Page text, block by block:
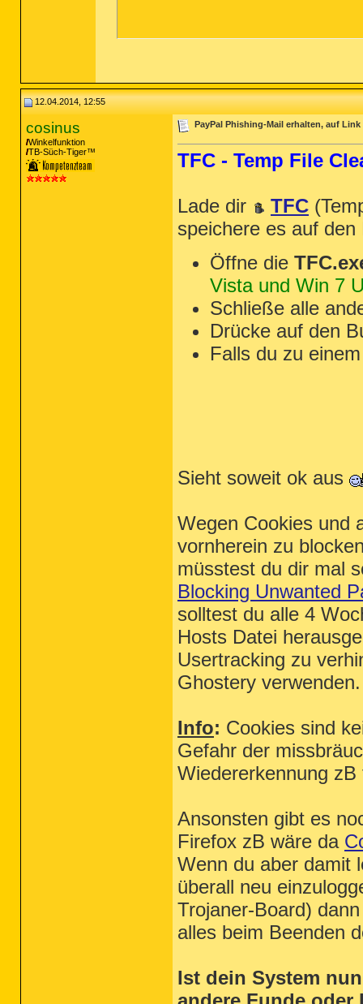
2014-04-11 12:17 - 2014-04-11
2014-04-11 12:17 - 2012-06-05 19:04
2014-04-10 16:52 - 2013-11-21 11:06
2014-04-10 16:52 - 2009-07-14
2014-04-10 16:51 - 2013-11-21 11:09
12.04.2014, 12:55
cosinus
Winkelfunktion
TB-Süch-Tiger™
PayPal Phishing-Mail erhalten, auf
TFC - Temp File
Lade dir TFC
speichere es auf den
Öffne die
Vista und Win 7
Schließe alle
Drücke auf den
Falls du zu
Sieht soweit ok aus
Wegen Cookies und
vornherein zu
müsstest du dir mal
Blocking Unwanted
solltest du alle 4
Hosts Datei
Usertracking zu
Ghostery verwenden.
Info: Cookies sind
Gefahr der
Wiedererkennung
Ansonsten gibt es
Firefox zB wäre da
Wenn du aber damit
überall neu
Trojaner-Board)
alles beim Beenden
Ist dein System